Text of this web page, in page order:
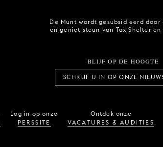
De Munt wordt gesubsidieerd
en geniet steun van Tax Shelter
BLIJF OP DE HOOGTE
SCHRIJF U IN OP ONZE
Log in op onze
PERSSITE
Ontdek onze
VACATURES & AUDITIES